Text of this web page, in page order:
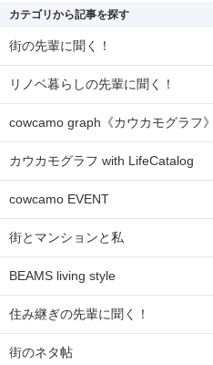
カテゴリから記事を探す
街の先輩に聞く！
リノベ暮らしの先輩に聞く！
cowcamo graph《カウカモグラフ》
カウカモグラフ with LifeCatalog
cowcamo EVENT
街とマンションと私
BEAMS living style
住み継ぎの先輩に聞く！
街のネタ帖